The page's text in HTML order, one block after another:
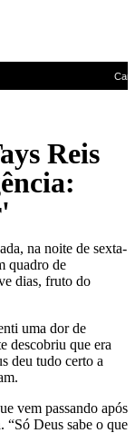
Reis
na noite de sexta-
quadro de
dias, fruto do
uma dor de
descobriu que era
deu tudo certo a
vem passando após
“Só Deus sabe o que